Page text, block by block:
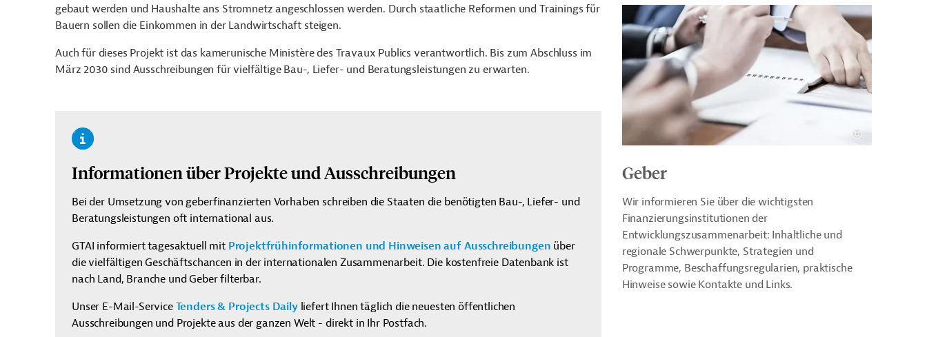
gebaut werden und Haushalte ans Stromnetz angeschlossen werden. Durch staatliche Reformen und Trainings für
Bauern sollen die Einkommen in der Landwirtschaft steigen.
Auch für dieses Projekt ist das kamerunische Ministère des Travaux Publics verantwortlich. Bis zum Abschluss im
März 2030 sind Ausschreibungen für vielfältige Bau-, Liefer- und Beratungsleistungen zu erwarten.
Informationen über Projekte und Ausschreibungen
Bei der Umsetzung von geberfinanzierten Vorhaben schreiben die Staaten die benötigten Bau-, Liefer- und
Beratungsleistungen oft international aus.
GTAI informiert tagesaktuell mit Projektfrühinformationen und Hinweisen auf Ausschreibungen über
die vielfältigen Geschäftschancen in der internationalen Zusammenarbeit. Die kostenfreie Datenbank ist
nach Land, Branche und Geber filterbar.
Unser E-Mail-Service Tenders & Projects Dailyliefert Ihnen täglich die neuesten öffentlichen
Ausschreibungen und Projekte aus der ganzen Welt - direkt in Ihr Postfach.
Geber
Wir informieren Sie über die wichtigsten
Finanzierungsinstitutionen der
Entwicklungszusammenarbeit: Inhaltliche und
regionale Schwerpunkte, Strategien und
Programme, Beschaffungsregularien, praktische
Hinweise sowie Kontakte und Links.